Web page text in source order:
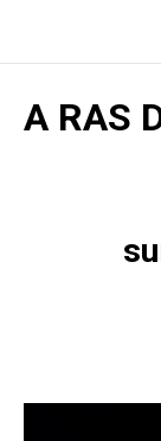
content
A RAS